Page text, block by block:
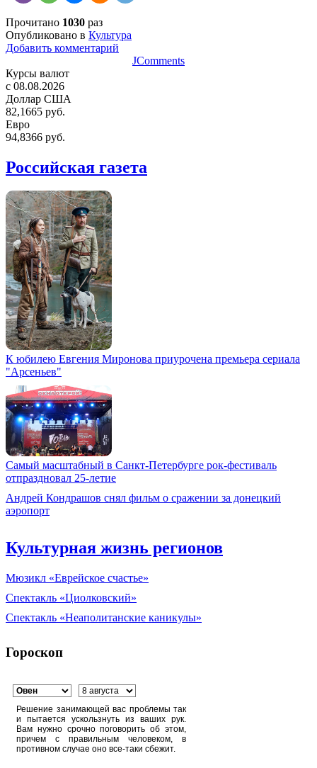
Прочитано 1030 раз
Опубликовано в Культура
Добавить комментарий
JComments
Курсы валют
c 08.08.2026
Доллар США
82,1665 руб.
Евро
94,8366 руб.
Российская газета
К юбилею Евгения Миронова приурочена премьера сериала
"Арсеньев"
Самый масштабный в Санкт-Петербурге рок-фестиваль
отпраздновал 25-летие
Андрей Кондрашов снял фильм о сражении за донецкий
аэропорт
Культурная жизнь регионов
Мюзикл «Еврейское счастье»
Спектакль «Циолковский»
Спектакль «Неаполитанские каникулы»
Гороскоп
Решение занимающей вас проблемы так
и пытается ускользнуть из ваших рук.
Вам нужно срочно поговорить об этом,
причем с правильным человеком, в
противном случае оно все-таки сбежит.